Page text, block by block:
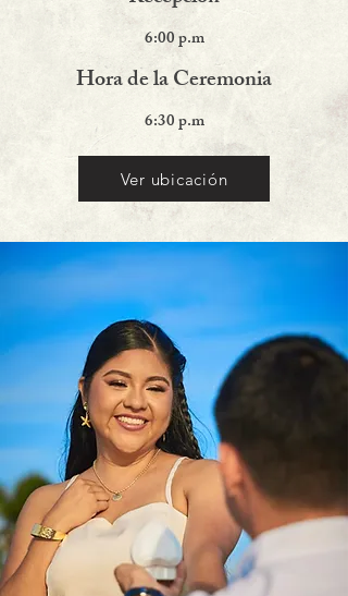
6:00 p.m
Hora de la Ceremonia
6:30 p.m
Ver ubicación